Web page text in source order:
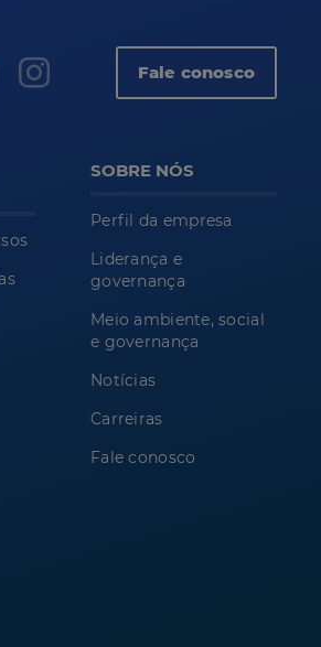
Fale conosco
SOBRE NÓS
Perfil da empresa
Liderança e
governança
Meio ambiente, social
e governança
Notícias
Carreiras
Fale conosco